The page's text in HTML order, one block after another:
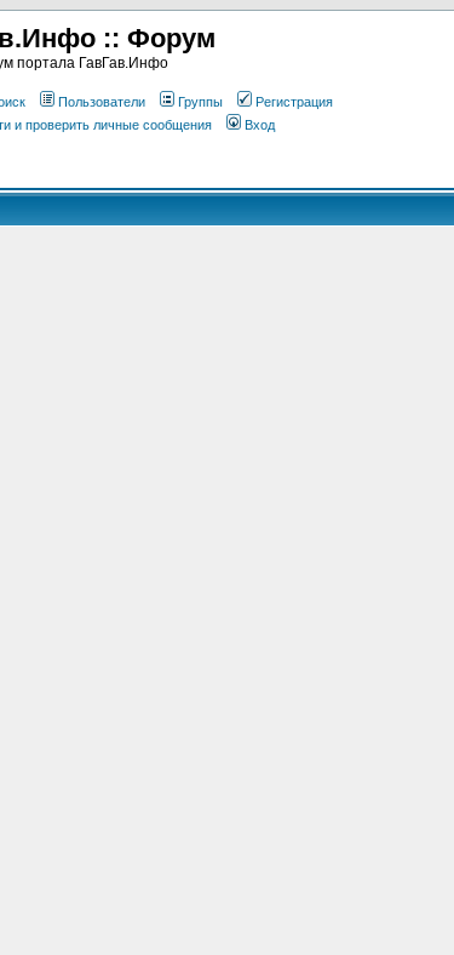
:: Форум
портала ГавГав.Инфо
Пользователи Группы
Регистрация
и проверить личные сообщения Вход